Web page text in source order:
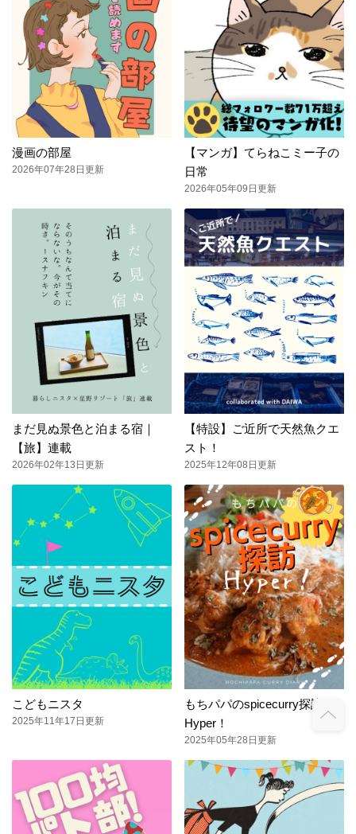
漫画の部屋
2026年07年28日更新
【マンガ】てらねこミー子の
日常
2026年05年09日更新
まだ見ぬ景色と泊まる宿｜
【旅】連載
2026年02年13日更新
【特設】ご近所で天然魚クエ
スト！
2025年12年08日更新
こどもニスタ
2025年11年17日更新
もちパパのspicecurry探訪
Hyper！
2025年05年28日更新